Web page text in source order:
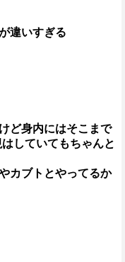
違いすぎる
ど身内にはそこまで
していてもちゃんと
カブトとやってるか